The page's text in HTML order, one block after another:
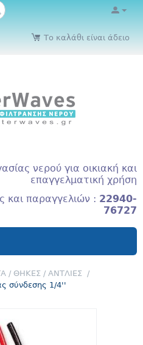
Το καλάθι είναι άδειο
νερού για οικιακή και
επαγγελματική χρήση
και παραγγελιών : 22940-
76727
/ ΘΗΚΕΣ / ΑΝΤΛΙΕΣ /
σύνδεσης 1/4''